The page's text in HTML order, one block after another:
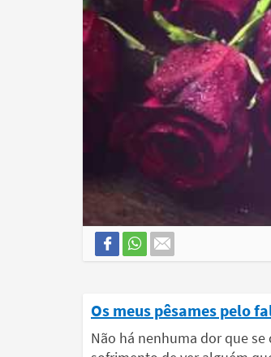
Os meus pêsames pelo
Não há nenhuma dor que